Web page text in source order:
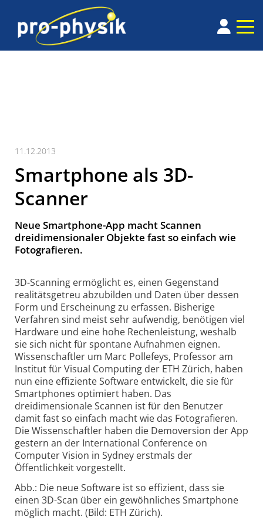
11.12.2013
Smartphone als 3D-
Scanner
Neue Smartphone-App macht Scannen
dreidimensionaler Objekte fast so einfach wie
Fotografieren.
3D-Scanning ermöglicht es, einen Gegenstand
realitätsgetreu abzubilden und Daten über dessen
Form und Erscheinung zu erfassen. Bisherige
Verfahren sind meist sehr aufwendig, benötigen viel
Hardware und eine hohe Rechenleistung, weshalb
sie sich nicht für spontane Aufnahmen eignen.
Wissenschaftler um Marc Pollefeys, Professor am
Institut für Visual Computing der ETH Zürich, haben
nun eine effiziente Software entwickelt, die sie für
Smartphones optimiert haben. Das
dreidimensionale Scannen ist für den Benutzer
damit fast so einfach macht wie das Fotografieren.
Die Wissenschaftler haben die Demoversion der App
gestern an der International Conference on
Computer Vision in Sydney erstmals der
Öffentlichkeit vorgestellt.
Abb.: Die neue Software ist so effizient, dass sie
einen 3D-Scan über ein gewöhnliches Smartphone
möglich macht. (Bild: ETH Zürich).